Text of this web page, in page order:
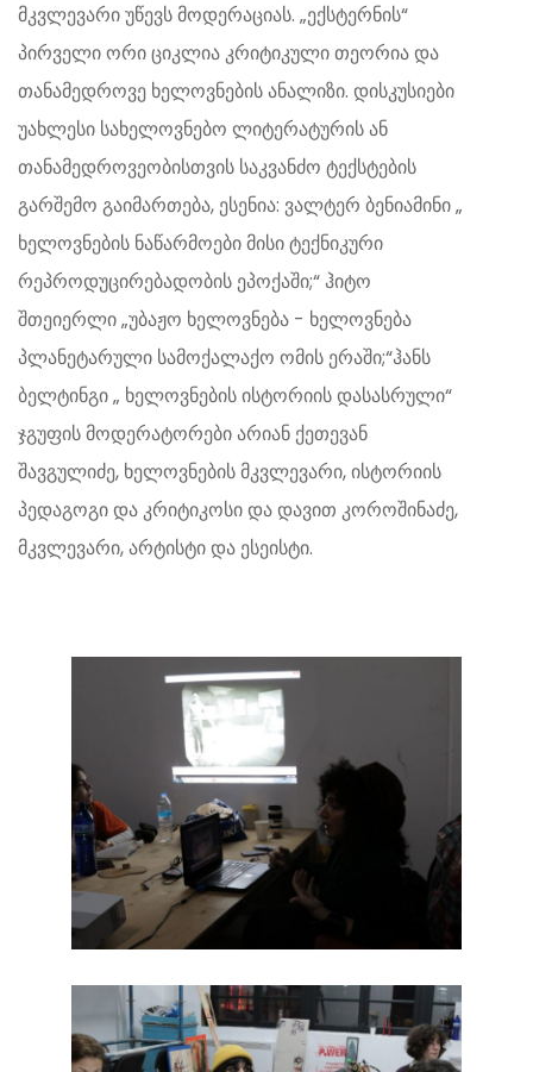
მკვლევარი უწევს მოდერაციას. „ექსტერნის“
პირველი ორი ციკლია კრიტიკული თეორია და
თანამედროვე ხელოვნების ანალიზი. დისკუსიები
უახლესი სახელოვნებო ლიტერატურის ან
თანამედროვეობისთვის საკვანძო ტექსტების
გარშემო გაიმართება, ესენია: ვალტერ ბენიამინი „
ხელოვნების ნაწარმოები მისი ტექნიკური
რეპროდუცირებადობის ეპოქაში;“ ჰიტო
შთეიერლი „უბაჟო ხელოვნება - ხელოვნება
პლანეტარული სამოქალაქო ომის ერაში;“ჰანს
ბელტინგი „ ხელოვნების ისტორიის დასასრული“
ჯგუფის მოდერატორები არიან ქეთევან
შავგულიძე, ხელოვნების მკვლევარი, ისტორიის
პედაგოგი და კრიტიკოსი და დავით კოროშინაძე,
მკვლევარი, არტისტი და ესეისტი.